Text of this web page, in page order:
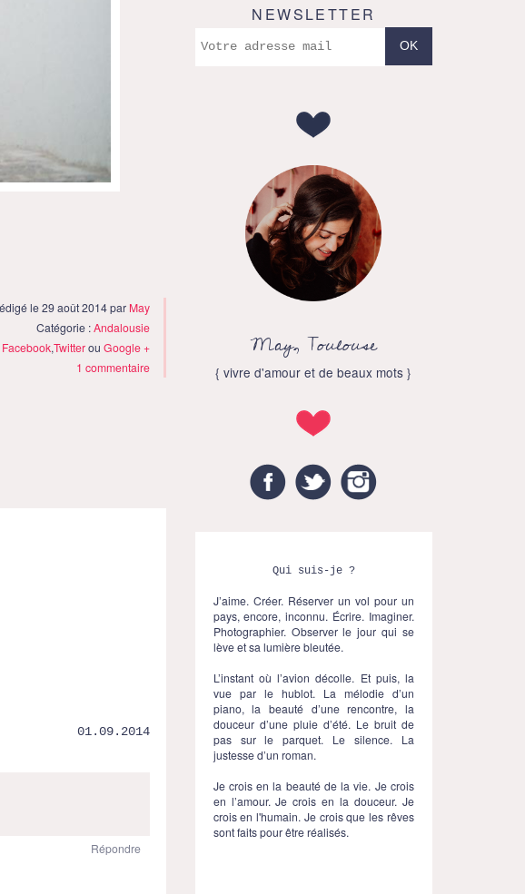
le 29 août 2014 par May
Catégorie :Andalousie
Facebook,TwitterouGoogle +
1 commentaire
01.09.2014
Répondre
NEWSLETTER
May, Toulouse
{ vivre d'amour et de beaux mots }
FacebookTwitter
Qui suis-je ?
J’aime. Créer. Réserver un vol pour un
pays, encore, inconnu. Écrire. Imaginer.
Photographier. Observer le jour qui se
lève et sa lumière bleutée.
L’instant où l’avion décolle. Et puis, la
vue par le hublot. La mélodie d’un
piano, la beauté d’une rencontre, la
douceur d’une pluie d’été. Le bruit de
pas sur le parquet. Le silence. La
justesse d’un roman.
Je crois en la beauté de la vie. Je crois
en l’amour. Je crois en la douceur. Je
crois en l'humain. Je crois que les rêves
sont faits pour être réalisés.